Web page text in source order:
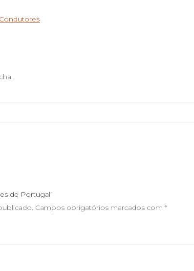
de Portugal”
Campos obrigatórios marcados com *